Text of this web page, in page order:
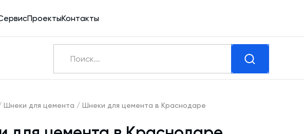
ПроектыКонтакты
Ничего не найдено
Шнеки для цемента / Шнеки для цемента в Краснодаре